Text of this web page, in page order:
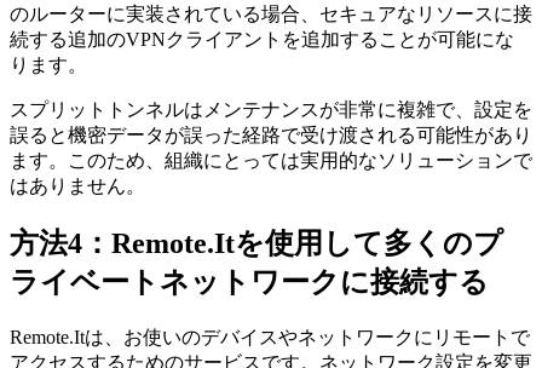
のルーターに実装されている場合、セキュアなリソースに接
続する追加のVPNクライアントを追加することが可能にな
ります。
スプリットトンネルはメンテナンスが非常に複雑で、設定を
誤ると機密データが誤った経路で受け渡される可能性があり
ます。このため、組織にとっては実用的なソリューションで
はありません。
方法4：Remote.Itを使用して多くのプ
ライベートネットワークに接続する
Remote.Itは、お使いのデバイスやネットワークにリモートで
アクセスするためのサービスです。ネットワーク設定を変更